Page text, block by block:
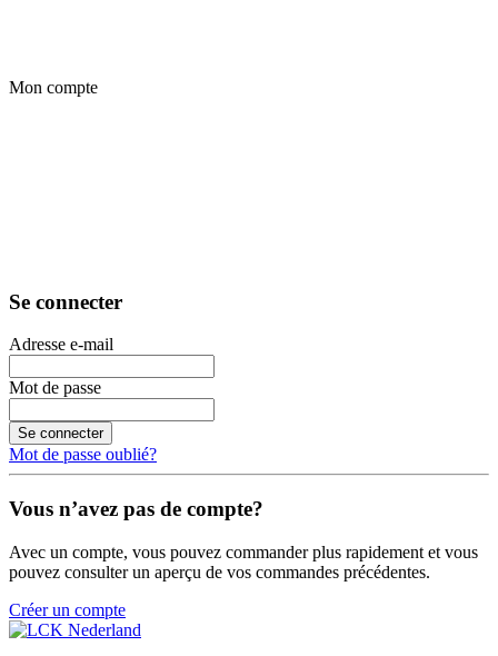
Mon compte
Se connecter
Adresse e-mail
Mot de passe
Se connecter
Mot de passe oublié?
Vous n’avez pas de compte?
Avec un compte, vous pouvez commander plus rapidement et vous
pouvez consulter un aperçu de vos commandes précédentes.
Créer un compte